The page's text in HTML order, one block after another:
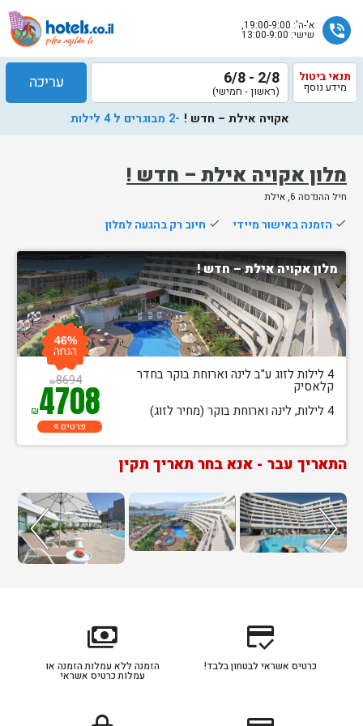
phone_in_talk א'-ה': 19:00-9:00,
שישי: 13:00-9:00
מלון אקויה אילת – חדש !
חיל ההנדסה 6, אילת
תנאי ביטול
מידע נוסף 2/8 - 6/8
(ראשון - חמישי) עריכה
אקויה אילת – חדש ! -2 מבוגרים ל 4 לילות
done הזמנה באישור מיידי done חיוב רק בהגעה למלון
מלון אקויה אילת – חדש !
4 לילות לזוג ע"ב לינה וארוחת בוקר בחדר
קלאסיק
4 לילות, לינה וארוחת בוקר (מחיר לזוג)
₪8694
₪4708
46%
הנחה
פרטים
התאריך עבר - אנא בחר תאריך תקין
שלח
הוטלס
יחזור
אליך
בשעות
הפעילות
credit_score
כרטיס אשראי לבטחון בלבד!
payments
הזמנה ללא עמלות הזמנה או
עמלות כרטיס אשראי